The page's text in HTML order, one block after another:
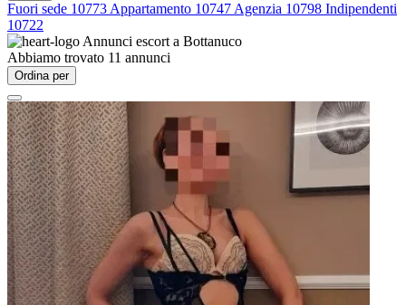
Fuori sede 10773 Appartamento 10747 Agenzia 10798 Indipendenti
10722
Annunci escort a Bottanuco
Abbiamo trovato 11 annunci
Ordina per